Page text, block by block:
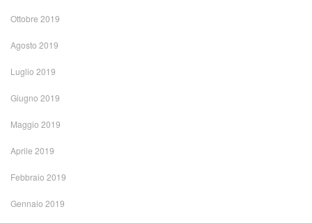
Ottobre 2019
Agosto 2019
Luglio 2019
Giugno 2019
Maggio 2019
Aprile 2019
Febbraio 2019
Gennaio 2019